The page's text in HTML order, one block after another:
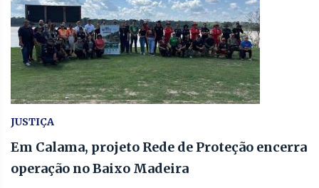
JUSTIÇA
Em Calama, projeto Rede de Proteção encerra
operação no Baixo Madeira